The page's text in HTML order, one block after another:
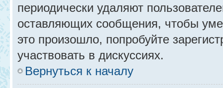
периодически удаляют
оставляющих сообщения, чтобы
это произошло, попробуйте
участвовать в дискуссиях.
Вернуться к началу